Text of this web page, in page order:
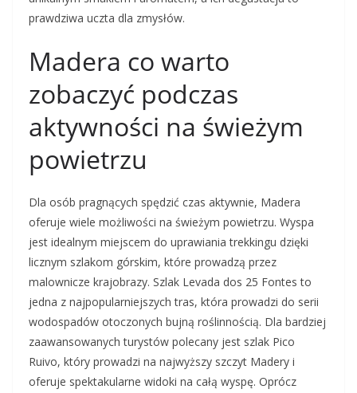
prawdziwa uczta dla zmysłów.
Madera co warto
zobaczyć podczas
aktywności na świeżym
powietrzu
Dla osób pragnących spędzić czas aktywnie, Madera
oferuje wiele możliwości na świeżym powietrzu. Wyspa
jest idealnym miejscem do uprawiania trekkingu dzięki
licznym szlakom górskim, które prowadzą przez
malownicze krajobrazy. Szlak Levada dos 25 Fontes to
jedna z najpopularniejszych tras, która prowadzi do serii
wodospadów otoczonych bujną roślinnością. Dla bardziej
zaawansowanych turystów polecany jest szlak Pico
Ruivo, który prowadzi na najwyższy szczyt Madery i
oferuje spektakularne widoki na całą wyspę. Oprócz